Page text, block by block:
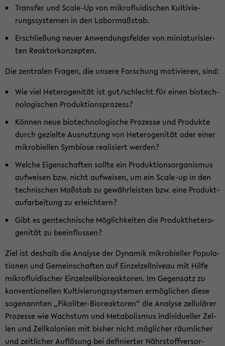
Trans­fer und Scale-​Up von mi­kro­flui­di­schen Kul­ti­vie­
rungs­sys­te­men in den La­bor­maß­stab.
Er­schlie­ßung neuer An­wen­dungs­fel­der von mi­nia­tu­ri­sier­
ten Re­ak­tor­kon­zep­ten.
Die zen­tra­len Fra­gen, die un­se­re For­schung mo­ti­vie­ren, sind:
Wie viel He­te­ro­ge­ni­tät ist gut/schlecht für einen bio­tech­
no­lo­gi­schen Pro­duk­ti­ons­pro­zess?
Kön­nen neue bio­tech­no­lo­gi­sche Pro­zes­se und Pro­duk­te
durch ge­ziel­te Aus­nut­zung von He­te­ro­ge­ni­tät oder einer
mi­kro­biel­len Sym­bio­se rea­li­siert wer­den?
Wel­che Ei­gen­schaf­ten soll­te ein Pro­duk­ti­ons­or­ga­nis­mus
auf­wei­sen bzw. nicht auf­wei­sen, um ein Scale-​up in den
tech­ni­schen Maß­stab zu ge­währ­leis­ten bzw. eine Pro­dukt­
auf­ar­bei­tung zu er­leich­tern?
Gibt es gen­tech­ni­sche Mög­lich­kei­ten die Pro­dukt­he­te­ro­
ge­ni­tät zu be­ein­flus­sen?
Ziel ist des­halb die Ana­ly­se der Dy­na­mik mi­kro­biel­ler Po­pu­la­
tio­nen und Ge­mein­schaf­ten auf Ein­zel­zell­ni­veau mit Hilfe
mi­kro­flui­di­scher Ein­zel­zell­bio­re­ak­to­ren. Im Ge­gen­satz zu
kon­ven­tio­nel­len Kul­ti­vie­rungs­sys­te­men er­mög­li­chen diese
so­ge­nann­ten „Pikoliter-​Bioreaktoren“ die Ana­ly­se zel­lu­lä­rer
Pro­zes­se wie Wachs­tum und Me­ta­bo­lis­mus in­di­vi­du­el­ler Zel­
len und Zell­ko­lo­nien mit bis­her nicht mög­li­cher räum­li­cher
und zeit­li­cher Auf­lö­sung bei de­fi­nier­ter Nähr­stoff­ver­sor­